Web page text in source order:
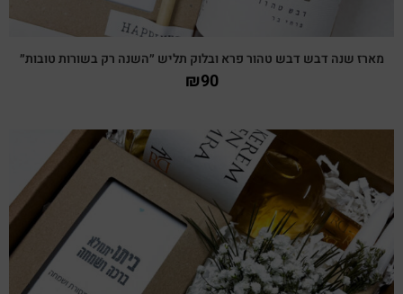
מארז שנה דבש דבש טהור פרא ובלוק תליש ״השנה רק בשורות טובות״
₪90